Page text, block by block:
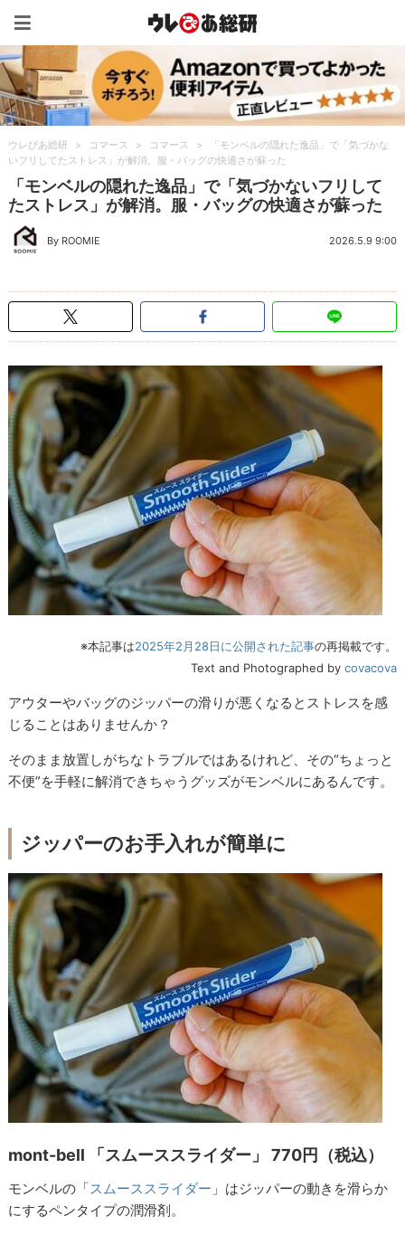
ウレぴあ総研 > コマース > コマース >
「モンベルの隠れた逸品」で「気づかな
いフリしてたストレス」が解消。服・バッグの快適さが蘇った
「モンベルの隠れた逸品」で「気づかないフリして
たストレス」が解消。服・バッグの快適さが蘇った
By ROOMIE 2026.5.9 9:00
※本記事は2025年2月28日に公開された記事の再掲載です。
Text and Photographed by covacova
アウターやバッグのジッパーの滑りが悪くなるとストレスを感
じることはありませんか？
そのまま放置しがちなトラブルではあるけれど、その“ちょっと
不便”を手軽に解消できちゃうグッズがモンベルにあるんです。
ジッパーのお手入れが簡単に
mont-bell 「スムーススライダー」 770円（税込）
モンベルの「スムーススライダー 」はジッパーの動きを滑らか
にするペンタイプの潤滑剤。